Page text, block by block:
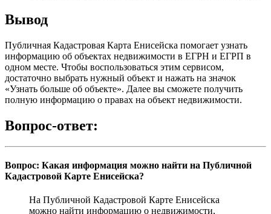
Вывод
Публичная Кадастровая Карта Енисейска помогает узнать
информацию об объектах недвижимости в ЕГРН и ЕГРП в
одном месте. Чтобы воспользоваться этим сервисом,
достаточно выбрать нужный объект и нажать на значок
«Узнать больше об объекте». Далее вы сможете получить
полную информацию о правах на объект недвижимости.
Вопрос-ответ:
Вопрос: Какая информация можно найти на Публичной
Кадастровой Карте Енисейска?
На Публичной Кадастровой Карте Енисейска
можно найти информацию о недвижимости,